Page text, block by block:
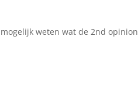
weten wat de 2nd